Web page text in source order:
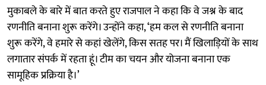
मुकाबले के बारे में बात करते हुए राजपाल ने कहा कि वे जश्न के बाद
रणनीति बनाना शुरू करेंगे। उन्होंने कहा, ‘हम कल से रणनीति बनाना
शुरू करेंगे, वे हमारे से कहां खेलेंगे, किस सतह पर। मैं खिलाड़ियों के साथ
लगातार संपर्क में रहता हूं। टीम का चयन और योजना बनाना एक
सामूहिक प्रक्रिया है।’